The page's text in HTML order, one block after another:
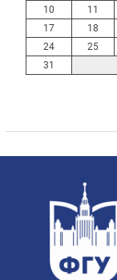
10
11
17
18
24
25
31